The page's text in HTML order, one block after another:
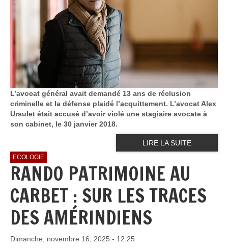
L’avocat général avait demandé 13 ans de réclusion
criminelle et la défense plaidé l’acquittement. L’avocat Alex
Ursulet était accusé d’avoir violé une stagiaire avocate à
son cabinet, le 30 janvier 2018.
LIRE LA SUITE
ECOLOGIE
RANDO PATRIMOINE AU
CARBET : SUR LES TRACES
DES AMÉRINDIENS
Dimanche, novembre 16, 2025 - 12:25